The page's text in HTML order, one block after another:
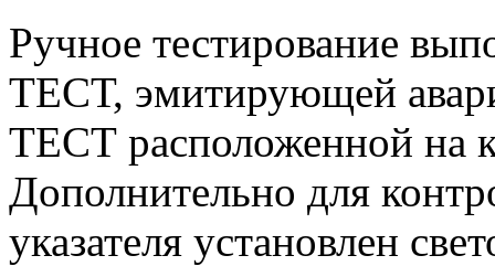
Ручное тестирование
ТЕСТ, эмитирующей
ТЕСТ расположенной на
Дополнительно для
указателя установлен